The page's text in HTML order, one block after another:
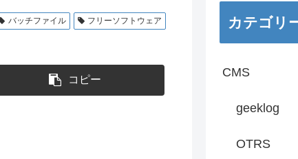
バッチファイル フリーソフトウェア
コピー
カテゴリ
CMS
geeklog
OTRS